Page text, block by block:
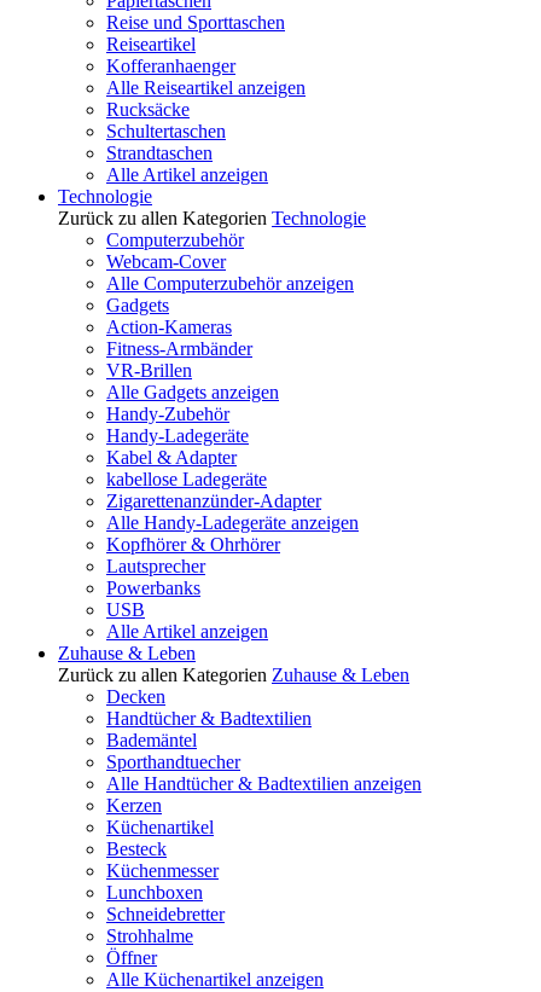
Reise und Sporttaschen
Reiseartikel
Kofferanhaenger
Alle Reiseartikel anzeigen
Rucksäcke
Schultertaschen
Strandtaschen
Alle Artikel anzeigen
Technologie
Zurück zu allen Kategorien Technologie
Computerzubehör
Webcam-Cover
Alle Computerzubehör anzeigen
Gadgets
Action-Kameras
Fitness-Armbänder
VR-Brillen
Alle Gadgets anzeigen
Handy-Zubehör
Handy-Ladegeräte
Kabel & Adapter
kabellose Ladegeräte
Zigarettenanzünder-Adapter
Alle Handy-Ladegeräte anzeigen
Kopfhörer & Ohrhörer
Lautsprecher
Powerbanks
USB
Alle Artikel anzeigen
Zuhause & Leben
Zurück zu allen Kategorien Zuhause & Leben
Decken
Handtücher & Badtextilien
Bademäntel
Sporthandtuecher
Alle Handtücher & Badtextilien anzeigen
Kerzen
Küchenartikel
Besteck
Küchenmesser
Lunchboxen
Schneidebretter
Strohhalme
Öffner
Alle Küchenartikel anzeigen